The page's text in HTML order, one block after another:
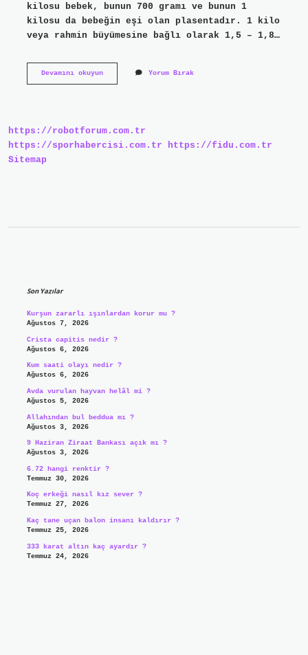
kilosu bebek, bunun 700 gramı ve bunun 1
kilosu da bebeğin eşi olan plasentadır. 1 kilo
veya rahmin büyümesine bağlı olarak 1,5 – 1,8…
Devamını okuyunBebeğin
Yorum Bırak
https://robotforum.com.tr
https://sporhabercisi.com.tr
https://fidu.com.tr
Sitemap
Son Yazılar
Kurşun zararlı ışınlardan korur mu ?
Ağustos 7, 2026
Crista capitis nedir ?
Ağustos 6, 2026
Kum saati olayı nedir ?
Ağustos 6, 2026
Avda vurulan hayvan helâl mi ?
Ağustos 5, 2026
Allahından bul beddua mı ?
Ağustos 3, 2026
9 Haziran Ziraat Bankası açık mı ?
Ağustos 3, 2026
6.72 hangi renktir ?
Temmuz 30, 2026
Koç erkeği nasıl kız sever ?
Temmuz 27, 2026
Kaç tane uçan balon insanı kaldırır ?
Temmuz 25, 2026
333 karat altın kaç ayardır ?
Temmuz 24, 2026